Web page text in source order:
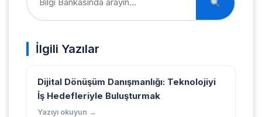
İlgili Yazılar
Dijital Dönüşüm Danışmanlığı: Teknolojiyi
İş Hedefleriyle Buluşturmak
Yazıyı okuyun →